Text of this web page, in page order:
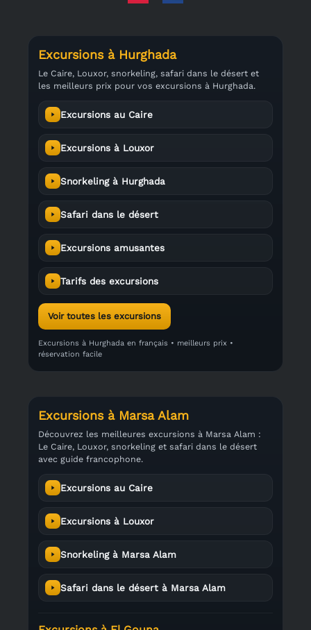
Excursions à Hurghada
Le Caire, Louxor, snorkeling, safari dans le désert et
les meilleurs prix pour vos excursions à Hurghada.
Excursions au Caire
Excursions à Louxor
Snorkeling à Hurghada
Safari dans le désert
Excursions amusantes
Tarifs des excursions
Voir toutes les excursions
Excursions à Hurghada en français • meilleurs prix •
réservation facile
Excursions à Marsa Alam
Découvrez les meilleures excursions à Marsa Alam :
Le Caire, Louxor, snorkeling et safari dans le désert
avec guide francophone.
Excursions au Caire
Excursions à Louxor
Snorkeling à Marsa Alam
Safari dans le désert à Marsa Alam